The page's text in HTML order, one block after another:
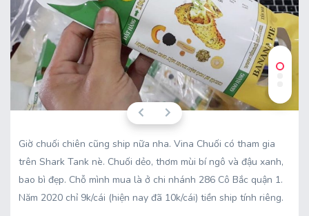
Giờ chuối chiên cũng ship nữa nha. Vina Chuối có tham gia
trên Shark Tank nè. Chuối dẻo, thơm mùi bí ngô và đậu xanh,
bao bì đẹp. Chỗ mình mua là ở chi nhánh 286 Cô Bắc quận 1.
Năm 2020 chỉ 9k/cái (hiện nay đã 10k/cái) tiền ship tính riêng.